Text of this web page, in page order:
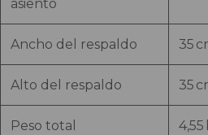
asiento
Ancho del respaldo 35
Alto del respaldo 35
Peso total 4,55